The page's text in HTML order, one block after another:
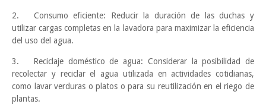
2.
Consumo eficiente: Reducir la duración de las duchas y
utilizar cargas completas en la lavadora para maximizar la eficiencia
del uso del agua.
3.
Reciclaje doméstico de agua: Considerar la posibilidad de
recolectar y reciclar el agua utilizada en actividades cotidianas,
como lavar verduras o platos o para su reutilización en el riego de
plantas.